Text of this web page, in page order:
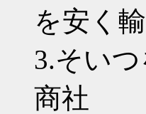
を安く
3.そい
商社